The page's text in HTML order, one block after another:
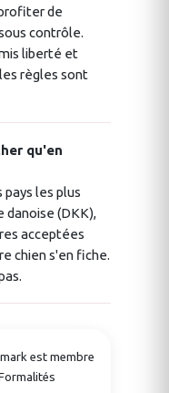
de
contrôle.
liberté et
règles sont
qu'en
les plus
danoise (DKK),
acceptées
chien s'en fiche.
est membre